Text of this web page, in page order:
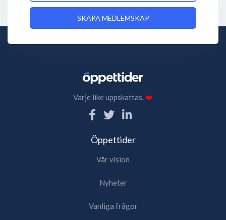
SKAPA MEDLEMSKAP
Varje like uppskattas.❤️
Öppettider
Vår vision
Nyheter
Vanliga frågor